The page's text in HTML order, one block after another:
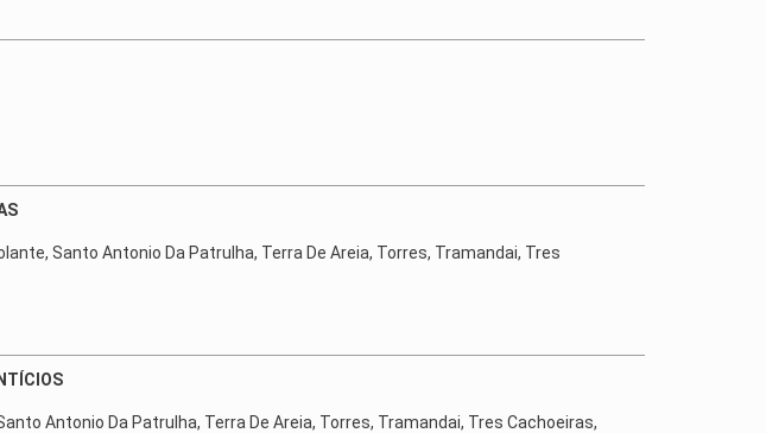
Santo Antonio Da Patrulha, Terra De Areia, Torres, Tramandai, Tres
Antonio Da Patrulha, Terra De Areia, Torres, Tramandai, Tres Cachoeiras,